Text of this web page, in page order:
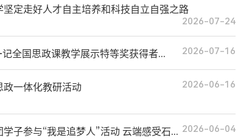
定走好人才自主培养和科技自立自强之路
2026-07-24
全国思政课教学展示特等奖获得者... 2026-07-16
一体化教研活动 2026-06-16
子参与“我是追梦人”活动 云端感受石... 2026-06-04